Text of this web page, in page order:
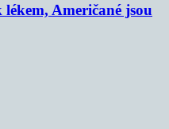
Američané jsou